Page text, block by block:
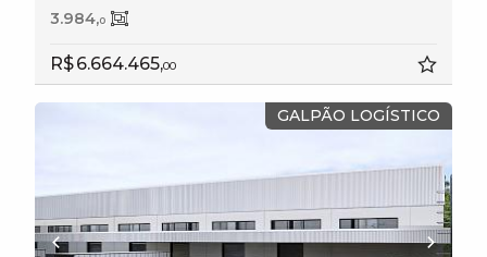
3.984,0
R$ 6.664.465,00
GALPÃO LOGÍSTICO